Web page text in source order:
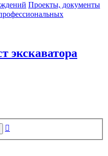
Проекты, документы